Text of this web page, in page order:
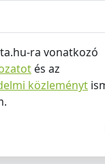
ra vonatkozó
és az
közleményt